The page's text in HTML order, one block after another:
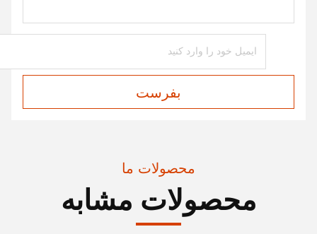
بفرست
محصولات ما
محصولات مشابه